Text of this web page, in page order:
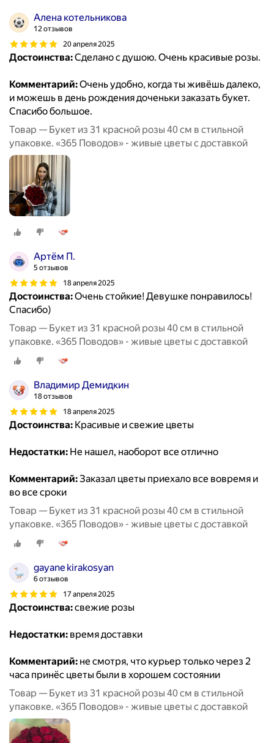
Алена котельникова
12 отзывов
20 апреля 2025
Достоинства:Сделано с душою. Очень красивые розы.
Комментарий:Очень удобно, когда ты живёшь далеко,
и можешь в день рождения доченьки заказать букет.
Спасибо большое.
Товар — Букет из 31 красной розы 40 см в стильной
упаковке. «365 Поводов» - живые цветы с доставкой
Артём П.
5 отзывов
18 апреля 2025
Достоинства:Очень стойкие! Девушке понравилось!
Спасибо)
Товар — Букет из 31 красной розы 40 см в стильной
упаковке. «365 Поводов» - живые цветы с доставкой
Владимир Демидкин
18 отзывов
18 апреля 2025
Достоинства: Красивые и свежие цветы
Недостатки: Не нашел, наоборот все отлично
Комментарий:Заказал цветы приехало все вовремя и
во все сроки
Товар — Букет из 31 красной розы 40 см в стильной
упаковке. «365 Поводов» - живые цветы с доставкой
gayane kirakosyan
6 отзывов
17 апреля 2025
Достоинства:свежие розы
Недостатки: время доставки
Комментарий: не смотря, что курьер только через 2
часа принёс цветы были в хорошем состоянии
Товар — Букет из 31 красной розы 40 см в стильной
упаковке. «365 Поводов» - живые цветы с доставкой